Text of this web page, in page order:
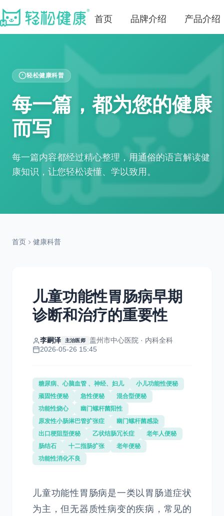
首页 品牌介绍 产品介绍
轻松健康科普
每一篇，都为您的健康
而写
每一篇内容都经过精心整理，用通俗的语言解读健
康知识，让您轻松读懂、学以致用。
首页 健康科普
儿童功能性胃肠病早期
诊断和治疗的重要性
李嗣泽 主治医师
盖州市中心医院 · 内科全科
2026-05-26 15:45
糖尿病、心脑血管 、神经、妇儿
小儿功能性便秘
顽固性便秘
急性便秘
混合型便秘
功能性烧心
幽门螺杆菌阳性
原发性小肠淋巴管扩张症
幽门螺杆菌感染
出口梗阻型便秘
乙状结肠冗长症
老年人便秘
肠结石
十二指肠扩张
老年便秘
功能性消化不良
儿童功能性胃肠病是一类以胃肠道症状
为主，但无器质性病变的疾病，常见的